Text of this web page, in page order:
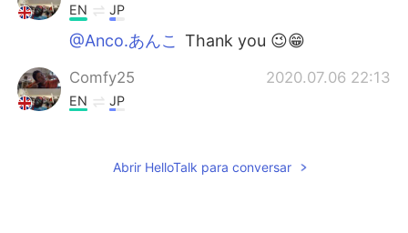
EN JP
@Anco.あんこ Thank you 😉😁
Comfy25 2020.07.06 22:13
EN JP
Abrir HelloTalk para conversar